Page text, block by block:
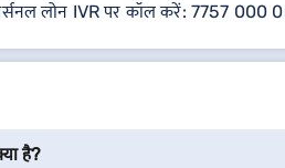
लोन IVR पर कॉल करें: 7757 000
है?